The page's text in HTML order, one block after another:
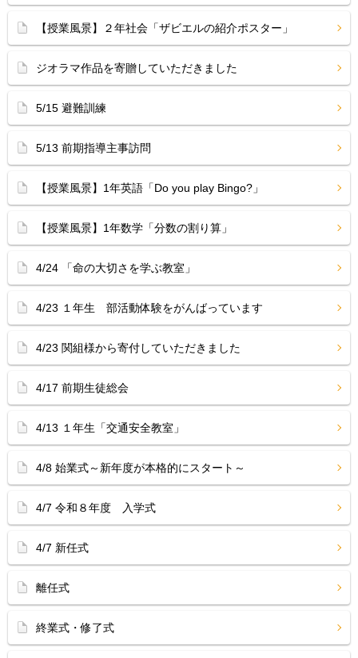
【授業風景】２年社会「ザビエルの紹介ポスター」
ジオラマ作品を寄贈していただきました
5/15 避難訓練
5/13 前期指導主事訪問
【授業風景】1年英語「Do you play Bingo?」
【授業風景】1年数学「分数の割り算」
4/24 「命の大切さを学ぶ教室」
4/23 １年生 部活動体験をがんばっています
4/23 関組様から寄付していただきました
4/17 前期生徒総会
4/13 １年生「交通安全教室」
4/8 始業式～新年度が本格的にスタート～
4/7 令和８年度 入学式
4/7 新任式
離任式
終業式・修了式